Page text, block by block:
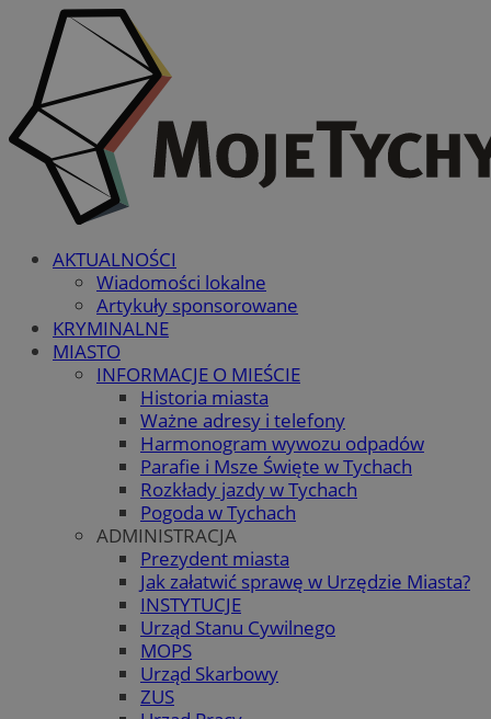
AKTUALNOŚCI
Wiadomości lokalne
Artykuły sponsorowane
KRYMINALNE
MIASTO
INFORMACJE O MIEŚCIE
Historia miasta
Ważne adresy i telefony
Harmonogram wywozu odpadów
Parafie i Msze Święte w Tychach
Rozkłady jazdy w Tychach
Pogoda w Tychach
ADMINISTRACJA
Prezydent miasta
Jak załatwić sprawę w Urzędzie Miasta?
INSTYTUCJE
Urząd Stanu Cywilnego
MOPS
Urząd Skarbowy
ZUS